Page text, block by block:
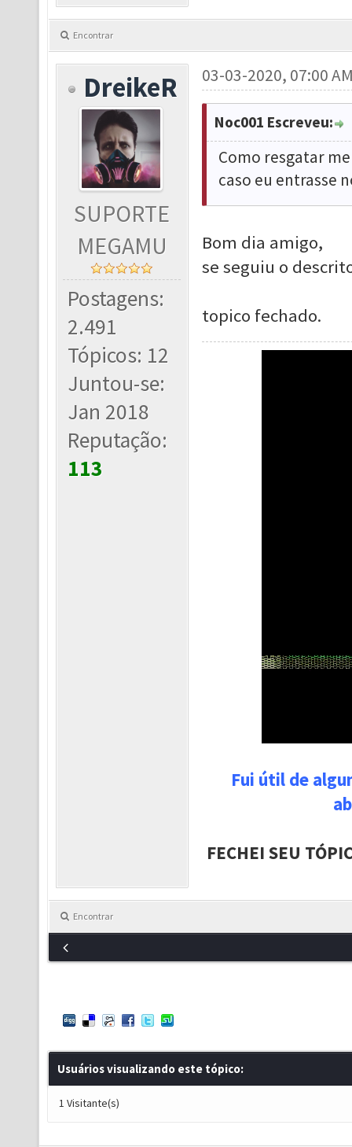
Encontrar
DreikeR
SUPORTE
MEGAMU
Postagens:
2.491
Tópicos: 12
Juntou-se:
Jan 2018
Reputação:
113
03-03-2020, 07:00
Noc001 Escreveu:
Como resgatar
caso eu entrasse
Bom dia amigo,
se seguiu o
topico fechado.
Fui útil de
FECHEI SEU
Encontrar
Usuários visualizando este tópico:
1 Visitante(s)